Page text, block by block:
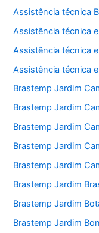
Assistência técnica
Assistência técnica
Assistência técnica
Assistência técnica
Brastemp Jardim
Brastemp Jardim
Brastemp Jardim
Brastemp Jardim
Brastemp Jardim
Brastemp Jardim
Brastemp Jardim
Brastemp Jardim